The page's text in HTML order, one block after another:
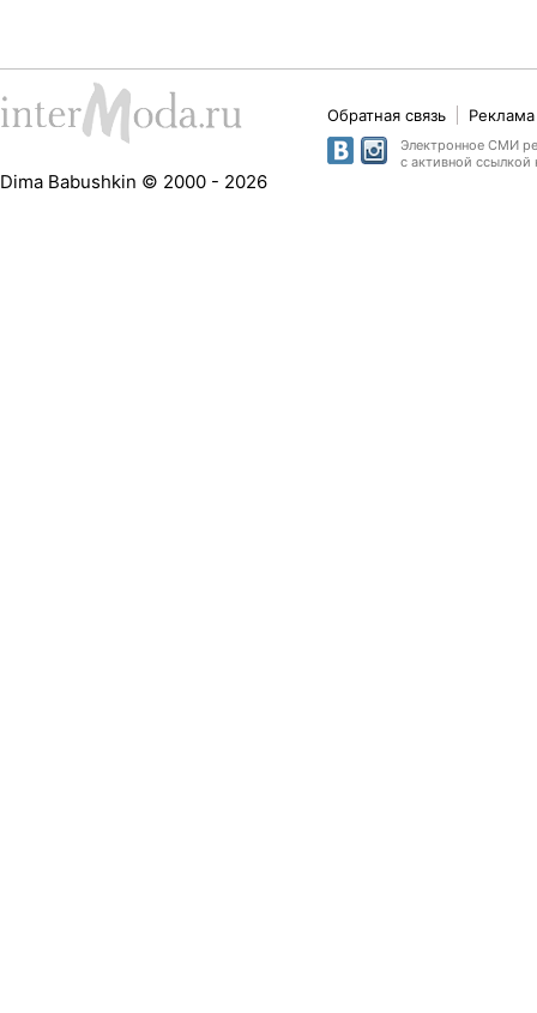
Dima Babushkin © 2000 - 2026
Обратная связь
Электронное СМИ
с активной ссылкой